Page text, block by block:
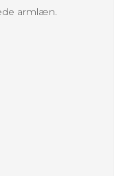
armlæn.